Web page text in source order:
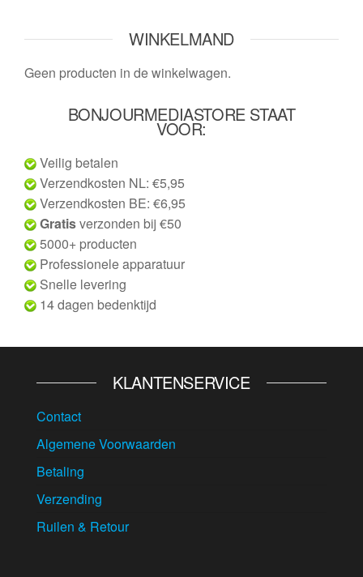
WINKELMAND
Geen producten in de winkelwagen.
BONJOURMEDIASTORE STAAT
VOOR:
Veilig betalen
Verzendkosten NL: €5,95
Verzendkosten BE: €6,95
Gratisverzonden bij €50
5000+ producten
Professionele apparatuur
Snelle levering
14 dagen bedenktijd
KLANTENSERVICE
Contact
Algemene Voorwaarden
Betaling
Verzending
Ruilen & Retour